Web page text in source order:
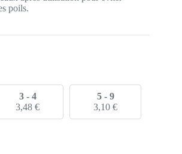
poils.
3 - 4
3,48 €
5 - 9
3,10 €